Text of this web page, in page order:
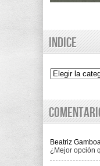
Indice
Indice
Beatriz
¿Mejor opción